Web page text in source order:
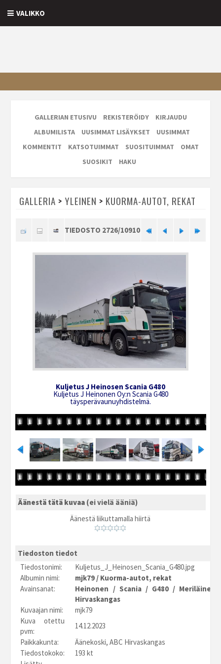
VALIKKO
GALLERIAN ETUSIVU REKISTERÖIDY
KIRJAUDU
ALBUMILISTA
UUSIMMAT LISÄYKSET
UUSIMMAT
KOMMENTIT
KATSOTUIMMAT SUOSITUIMMAT
OMAT
SUOSIKIT
HAKU
GALLERIA > YLEINEN > KUORMA-AUTOT, REKAT
TIEDOSTO 2726/10910
Kuljetus J Heinosen Scania G480
Kuljetus J Heinonen Oy:n Scania G480
täysperävaunuyhdistelmä.
Äänestä tätä kuvaa (ei vielä ääniä)
Äänestä liikuttamalla hiirtä
Tiedoston tiedot
Tiedostonimi:
Kuljetus_J_Heinosen_Scania_G480.jpg
Albumin nimi:
mjk79 / Kuorma-autot, rekat
Avainsanat:
Heinonen / Scania/ G480/ Meriläinen
Hirvaskangas
Kuvaajan nimi:
mjk79
Kuva otettu
pvm:
14.12.2023
Paikkakunta:
Äänekoski, ABC Hirvaskangas
Tiedostokoko:
193 kt